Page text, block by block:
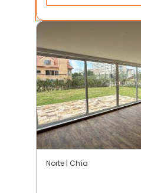
Norte | Chía